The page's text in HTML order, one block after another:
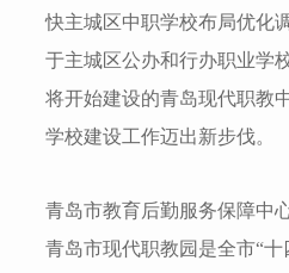
快主城区中职学校布局优化
于主城区公办和行办职业学
将开始建设的青岛现代职教
学校建设工作迈出新步伐。
青岛市教育后勤服务保障中
青岛市现代职教园是全市“